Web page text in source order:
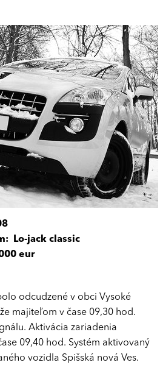
Lo-jack classic
eur
odcudzené v obci Vysoké
majiteľom v čase 09,30 hod.
Aktivácia zariadenia
09,40 hod. Systém aktivovaný
vozidla Spišská nová Ves.